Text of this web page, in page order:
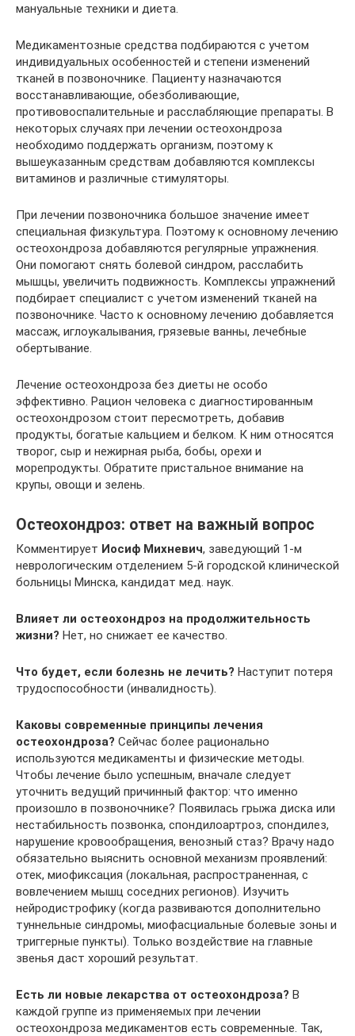
мануальные техники и диета.
Медикаментозные средства подбираются с учетом
индивидуальных особенностей и степени изменений
тканей в позвоночнике. Пациенту назначаются
восстанавливающие, обезболивающие,
противовоспалительные и расслабляющие препараты. В
некоторых случаях при лечении остеохондроза
необходимо поддержать организм, поэтому к
вышеуказанным средствам добавляются комплексы
витаминов и различные стимуляторы.
При лечении позвоночника большое значение имеет
специальная физкультура. Поэтому к основному лечению
остеохондроза добавляются регулярные упражнения.
Они помогают снять болевой синдром, расслабить
мышцы, увеличить подвижность. Комплексы упражнений
подбирает специалист с учетом изменений тканей на
позвоночнике. Часто к основному лечению добавляется
массаж, иглоукалывания, грязевые ванны, лечебные
обертывание.
Лечение остеохондроза без диеты не особо
эффективно. Рацион человека с диагностированным
остеохондрозом стоит пересмотреть, добавив
продукты, богатые кальцием и белком. К ним относятся
творог, сыр и нежирная рыба, бобы, орехи и
морепродукты. Обратите пристальное внимание на
крупы, овощи и зелень.
Остеохондроз: ответ на важный вопрос
Комментирует Иосиф Михневич, заведующий 1-м
неврологическим отделением 5-й городской клинической
больницы Минска, кандидат мед. наук.
Влияет ли остеохондроз на продолжительность
жизни? Нет, но снижает ее качество.
Что будет, если болезнь не лечить? Наступит потеря
трудоспособности (инвалидность).
Каковы современные принципы лечения
остеохондроза? Сейчас более рационально
используются медикаменты и физические методы.
Чтобы лечение было успешным, вначале следует
уточнить ведущий причинный фактор: что именно
произошло в позвоночнике? Появилась грыжа диска или
нестабильность позвонка, спондилоартроз, спондилез,
нарушение кровообращения, венозный стаз? Врачу надо
обязательно выяснить основной механизм проявлений:
отек, миофиксация (локальная, распространенная, с
вовлечением мышц соседних регионов). Изучить
нейродистрофику (когда развиваются дополнительно
туннельные синдромы, миофасциальные болевые зоны и
триггерные пункты). Только воздействие на главные
звенья даст хороший результат.
Есть ли новые лекарства от остеохондроза? В
каждой группе из применяемых при лечении
остеохондроза медикаментов есть современные. Так,